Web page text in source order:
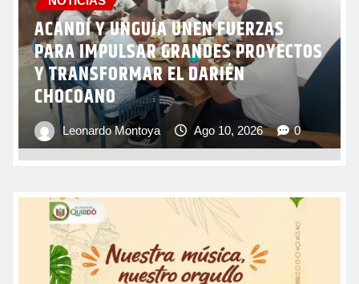
NOTICIAS
CAPTURADO EN BAJO BAUDÓ CON
PISTOLA 9 MM Y 15 CARTUCHOS
Leonardo Montoya Ago 10, 2026 0